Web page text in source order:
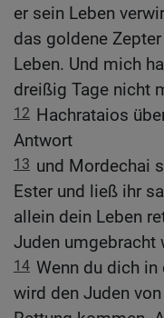
er sein Leben
das goldene
Leben. Und mich
dreißig Tage nicht
12 Hachrataios
Antwort
13 und Mordechai
Ester und ließ ihr
allein dein Leben
Juden umgebracht
14 Wenn du dich
wird den Juden